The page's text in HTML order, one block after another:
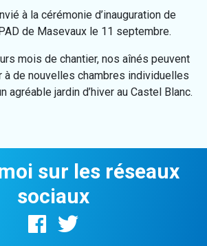
à la cérémonie d’inauguration de
de Masevaux le 11 septembre.
mois de chantier, nos aînés peuvent
à de nouvelles chambres individuelles
agréable jardin d’hiver au Castel Blanc.
sur les réseaux
sociaux